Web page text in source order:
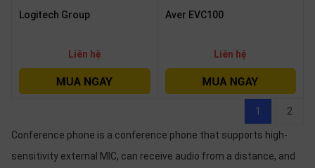
Logitech Group
Liên hệ
Aver EVC100
Liên hệ
1 2
Conference phone is a conference phone that supports high-
sensitivity external MIC, can receive audio from a distance, and